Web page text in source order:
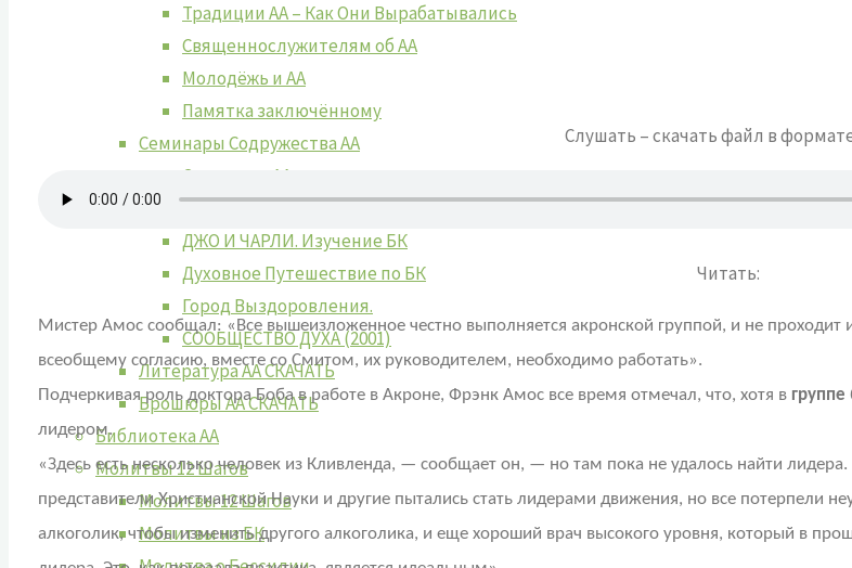
Традиции АА – Как Они Вырабатывались
Священнослужителям об АА
Молодёжь и АА
Памятка заключённому
Семинары Содружества АА
Семинары АА
12 Шагов и 12 Традиций с Женей М.
ДЖО И ЧАРЛИ. Изучение БК
Духовное Путешествие по БК
Город Выздоровления.
СООБЩЕСТВО ДУХА (2001)
Литература АА СКАЧАТЬ
Брошюры АА СКАЧАТЬ
Библиотека АА
Молитвы 12 Шагов
Молитвы 12 Шагов
Молитвы из БК
Cлушать – скачать файл в
Читать:
Мистер Амос сообщал: «Все вышеизложенное честно выполняется акронской группой, и не
всеобщему согласию, вместе со Смитом, их руководителем, необходимо работать».
Подчеркивая роль доктора Боба в работе в Акроне, Фрэнк Амос все время отмечал, что, хотя в группе
лидером.
«Здесь есть несколько человек из Кливленда, — сообщает он, — но там пока не удалось найти
представители Христианской Науки и другие пытались стать лидерами движения, но все потерпели
алкоголик, чтобы изменить другого алкоголика, и еще хороший врач высокого уровня, который в